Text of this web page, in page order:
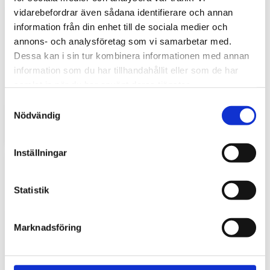
vidarebefordrar även sådana identifierare och annan
information från din enhet till de sociala medier och
annons- och analysföretag som vi samarbetar med.
Dessa kan i sin tur kombinera informationen med annan
information som du har tillhandahållit eller som de har
Nödvändig
Inställningar
Statistik
Marknadsföring
Hyttbord till traktorn, den lilla detaljen som
gör stor skillnad i vardagen
Traktorhytten är för många mer än bara en plats där
arbetet utförs. Det är kontoret, fikarummet och ibland